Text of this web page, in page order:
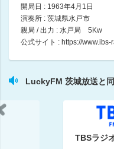
福島清香のピース！ピース！ピ
福島清香
19:00 ～ 19:30
Lucky HIP HOP
19:30 ～ 20:00
開局日 : 1963年4月1日
演奏所 : 茨城県水戸市
親局 / 出力 : 水戸
公式サイト : https://www.ibs-
LuckyFM 茨城放送と
TBSラジ